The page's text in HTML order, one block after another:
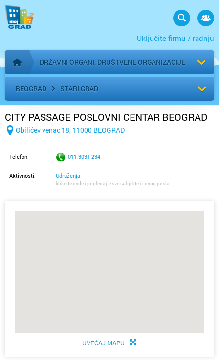
Uključite firmu / radnju
Početna stranica
DRŽAVNI ORGANI, DRUŠTVENE ORGANIZACIJE
BEOGRAD STARI GRAD
CITY PASSAGE POSLOVNI CENTAR BEOGRAD
Obilićev venac 18, 11000 BEOGRAD
Telefon: 011 3031 234
Aktivnosti: Udruženja
kliknite ovde i pogledajte sve subjekte iz ovog posla
UVEĆAJ MAPU